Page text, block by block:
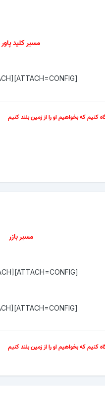
مسیر کلید پاور
[ATTACH=CONFIG]1223[/ATTACH]
کنیم که بخواهیم او را از زمین بلند کنیم
مسیر بازر
[ATTACH=CONFIG]1224[/ATTACH]
[ATTACH=CONFIG]1225[/ATTACH]
کنیم که بخواهیم او را از زمین بلند کنیم